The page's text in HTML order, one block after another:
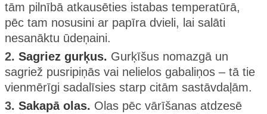
tām pilnībā atkausēties istabas temperatūrā,
pēc tam nosusini ar papīra dvieli, lai salāti
nesanāktu ūdeņaini.
2. Sagriez gurķus. Gurķīšus nomazgā un
sagriež pusripiņās vai nelielos gabaliņos – tā tie
vienmērīgi sadalīsies starp citām sastāvdaļām.
3. Sakapā olas. Olas pēc vārīšanas atdzesē